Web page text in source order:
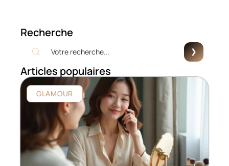
Recherche
Articles populaires
GLAMOUR